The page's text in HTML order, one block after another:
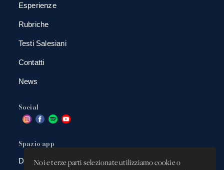
Noi e terze parti selezionate utilizziamo cookie o
Esperienze
Rubriche
Testi Salesiani
Contatti
News
Social
Spazio app
DBAnima